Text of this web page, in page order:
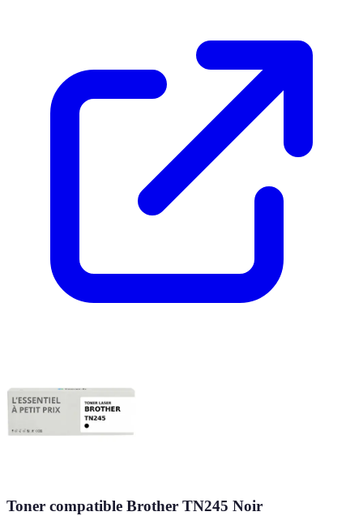
Toner compatible Brother TN245 Noir